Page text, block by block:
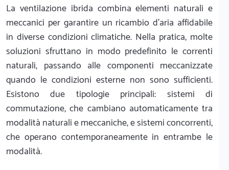
La ventilazione ibrida combina elementi naturali e
meccanici per garantire un ricambio d'aria affidabile
in diverse condizioni climatiche. Nella pratica, molte
soluzioni sfruttano in modo predefinito le correnti
naturali, passando alle componenti meccanizzate
quando le condizioni esterne non sono sufficienti.
Esistono due tipologie principali: sistemi di
commutazione, che cambiano automaticamente tra
modalità naturali e meccaniche, e sistemi concorrenti,
che operano contemporaneamente in entrambe le
modalità.